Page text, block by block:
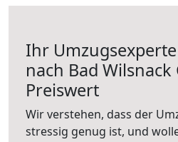
Ihr
nach Bad Wilsnack
Preiswert
Wir verstehen, dass der
stressig genug ist, und